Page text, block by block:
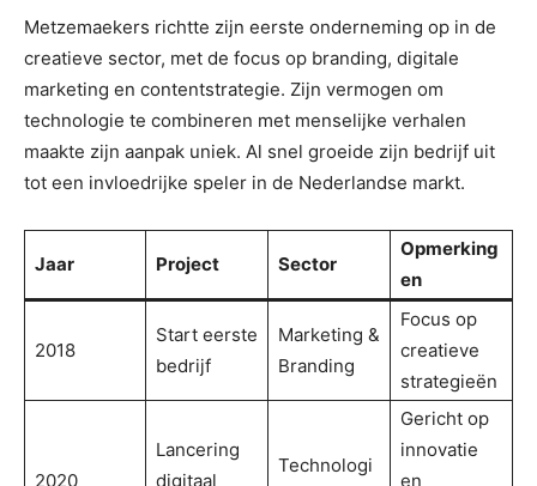
Metzemaekers richtte zijn eerste onderneming op in de
creatieve sector, met de focus op branding, digitale
marketing en contentstrategie. Zijn vermogen om
technologie te combineren met menselijke verhalen
maakte zijn aanpak uniek. Al snel groeide zijn bedrijf uit
tot een invloedrijke speler in de Nederlandse markt.
Jaar Project Sector
Opmerking
en
2018
Start eerste
bedrijf
Marketing &
Branding
Focus op
creatieve
strategieën
2020
Lancering
digitaal
Technologi
Gericht op
innovatie
en